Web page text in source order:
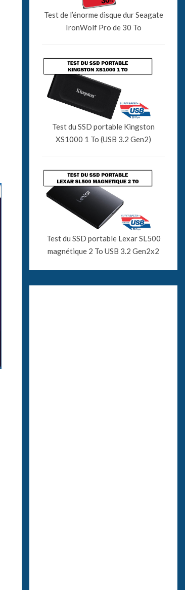
Test de l’énorme disque dur Seagate
IronWolf Pro de 30 To
Test du SSD portable Kingston
XS1000 1 To (USB 3.2 Gen2)
Test du SSD portable Lexar SL500
magnétique 2 To USB 3.2 Gen2x2